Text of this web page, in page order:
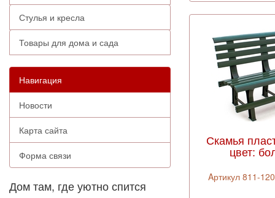
Стулья и кресла
Товары для дома и сада
Навигация
Новости
Карта сайта
Форма связи
Дом там, где уютно спится
Скамья
цвет:
Aртикул 811-